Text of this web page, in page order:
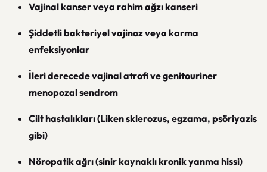
Vajinal kanser veya rahim ağzı kanseri
Şiddetli bakteriyel vajinoz veya karma
enfeksiyonlar
İleri derecede vajinal atrofi ve genitouriner
menopozal sendrom
Cilt hastalıkları (Liken sklerozus, egzama, psöriyazis
gibi)
Nöropatik ağrı (sinir kaynaklı kronik yanma hissi)